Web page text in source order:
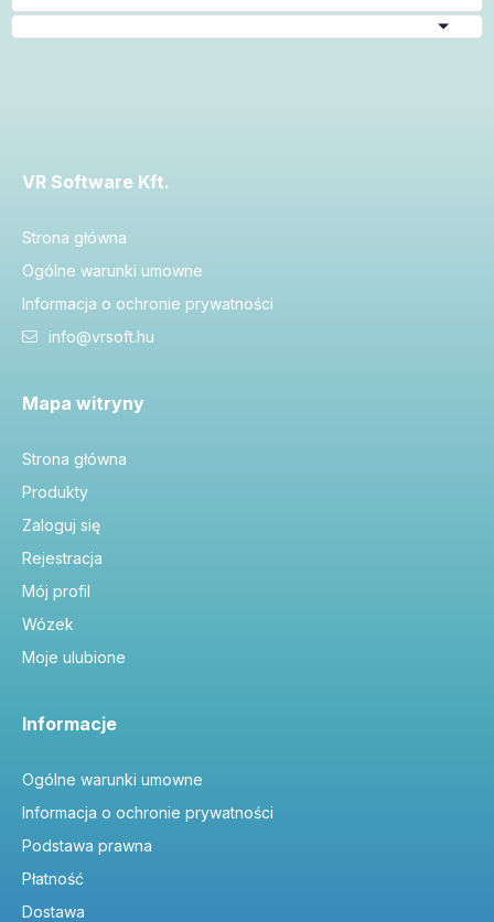
VR Software Kft.
Strona główna
Ogólne warunki umowne
Informacja o ochronie prywatności
info@vrsoft.hu
Mapa witryny
Strona główna
Produkty
Zaloguj się
Rejestracja
Mój profil
Wózek
Moje ulubione
Informacje
Ogólne warunki umowne
Informacja o ochronie prywatności
Podstawa prawna
Płatność
Dostawa